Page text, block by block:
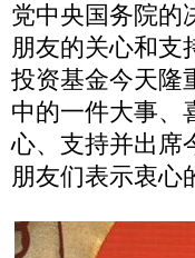
党中央国务院的
朋友的关心和支
投资基金今天隆
中的一件大事、
心、支持并出席
朋友们表示衷心